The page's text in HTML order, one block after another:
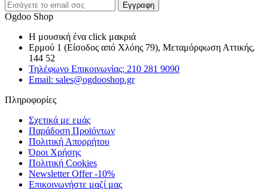
Εγγραφη
Ogdoo Shop
Η μουσική ένα click μακριά
Ερμού 1 (Είσοδος από Χλόης 79), Μεταμόρφωση Αττικής,
144 52
Τηλέφωνο Επικοινωνίας: 210 281 9090
Email: sales@ogdooshop.gr
Πληροφορίες
Σχετικά με εμάς
Παράδοση Προϊόντων
Πολιτική Απορρήτου
Όροι Χρήσης
Πολιτική Cookies
Newsletter Offer -10%
Επικοινωνήστε μαζί μας